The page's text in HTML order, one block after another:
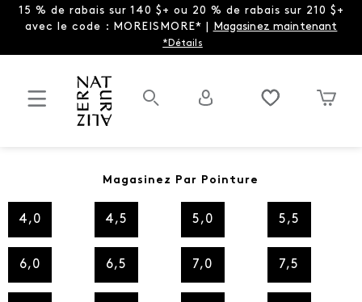
15 % de rabais sur 140 $+ ou 20 % de rabais sur 210 $+
avec le code : MOREISMORE* | Magasinez maintenant
*Détails
Magasinez Par Pointure
4,0 4,5 5,0 5,5
6,0 6,5 7,0 7,5